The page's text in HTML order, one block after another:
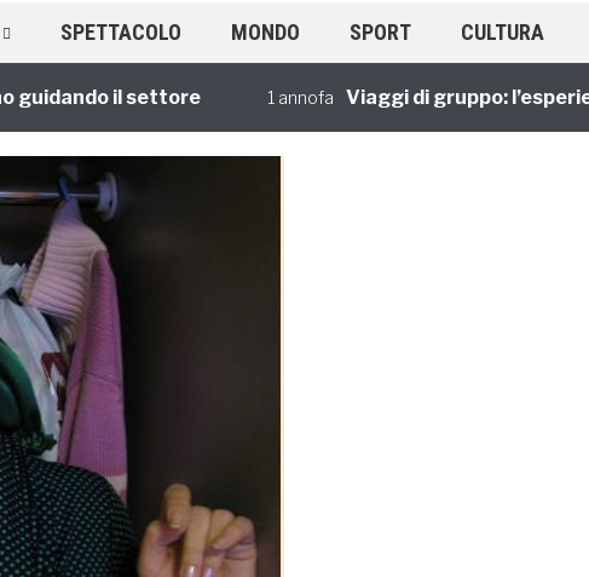
SPETTACOLO MONDO SPORT CULTURA
il settore 1 annofa Viaggi di gruppo: l’esperienza